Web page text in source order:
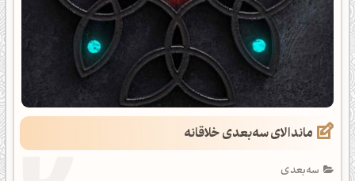
ماندالای سه‌بعدی خلاقانه
سه‌بعدی